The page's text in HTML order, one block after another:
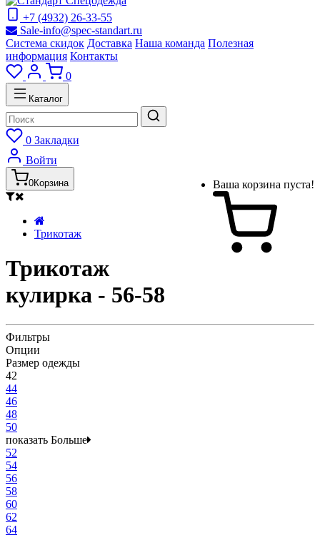
+7 (4932) 26-33-55
Sale-info@spec-standart.ru
Система скидок Доставка Наша команда Полезная
информация Контакты
0
Каталог
0 Закладки
Войти
0Корзина Ваша корзина пуста!
Трикотаж
Трикотаж
кулирка - 56-58
Фильтры
Опции
Размер одежды
42
44
46
48
50
показать Больше
52
54
56
58
60
62
64